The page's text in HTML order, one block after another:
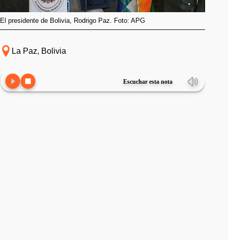
El presidente de Bolivia, Rodrigo Paz. Foto: APG
La Paz, Bolivia
Escuchar esta nota